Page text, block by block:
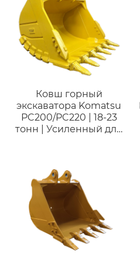
Машина для
прессования
гусеничных штифтов
Ковш горный
экскаватора Komatsu
PC200/PC220 | 18-23
тонн | Усиленный для